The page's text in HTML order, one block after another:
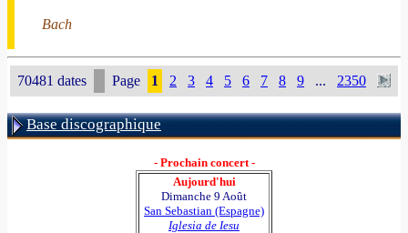
Bach
70481 dates Page 1 2 3 4 5 6 7 8 9 ... 2350
Base discographique
- Prochain concert -
Aujourd'hui
Dimanche 9 Août
San Sebastian (Espagne)
Iglesia de Iesu